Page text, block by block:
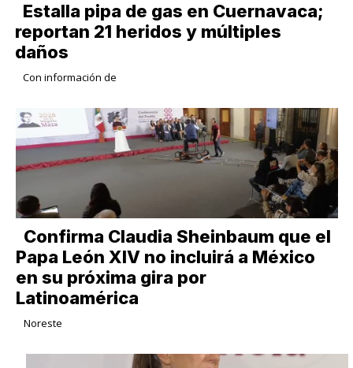
Estalla pipa de gas en Cuernavaca;
reportan 21 heridos y múltiples
daños
Con información de
Confirma Claudia Sheinbaum que el
Papa León XIV no incluirá a México
en su próxima gira por
Latinoamérica
Noreste